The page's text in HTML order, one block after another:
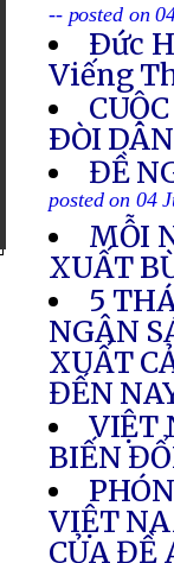
-- posted on
Ðức
Viếng
ÐÒI
ĐỀ
posted on 04
MỖI
XUẤT
5
NGÂN
XUẤT
ĐẾN
VIỆT
BIẾN
VIỆT
CỦA ĐỀ